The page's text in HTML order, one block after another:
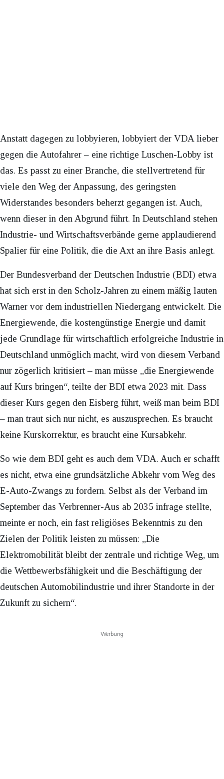
Anstatt dagegen zu lobbyieren, lobbyiert der VDA lieber
gegen die Autofahrer – eine richtige Luschen-Lobby ist
das. Es passt zu einer Branche, die stellvertretend für
viele den Weg der Anpassung, des geringsten
Widerstandes besonders beherzt gegangen ist. Auch,
wenn dieser in den Abgrund führt. In Deutschland stehen
Industrie- und Wirtschaftsverbände gerne applaudierend
Spalier für eine Politik, die die Axt an ihre Basis anlegt.
Der Bundesverband der Deutschen Industrie (BDI) etwa
hat sich erst in den Scholz-Jahren zu einem mäßig lauten
Warner vor dem industriellen Niedergang entwickelt. Die
Energiewende, die kostengünstige Energie und damit
jede Grundlage für wirtschaftlich erfolgreiche Industrie in
Deutschland unmöglich macht, wird von diesem Verband
nur zögerlich kritisiert – man müsse „die Energiewende
auf Kurs bringen“, teilte der BDI etwa 2023 mit. Dass
dieser Kurs gegen den Eisberg führt, weiß man beim BDI
– man traut sich nur nicht, es auszusprechen. Es braucht
keine Kurskorrektur, es braucht eine Kursabkehr.
So wie dem BDI geht es auch dem VDA. Auch er schafft
es nicht, etwa eine grundsätzliche Abkehr vom Weg des
E-Auto-Zwangs zu fordern. Selbst als der Verband im
September das Verbrenner-Aus ab 2035 infrage stellte,
meinte er noch, ein fast religiöses Bekenntnis zu den
Zielen der Politik leisten zu müssen: „Die
Elektromobilität bleibt der zentrale und richtige Weg, um
die Wettbewerbsfähigkeit und die Beschäftigung der
deutschen Automobilindustrie und ihrer Standorte in der
Zukunft zu sichern“.
Werbung